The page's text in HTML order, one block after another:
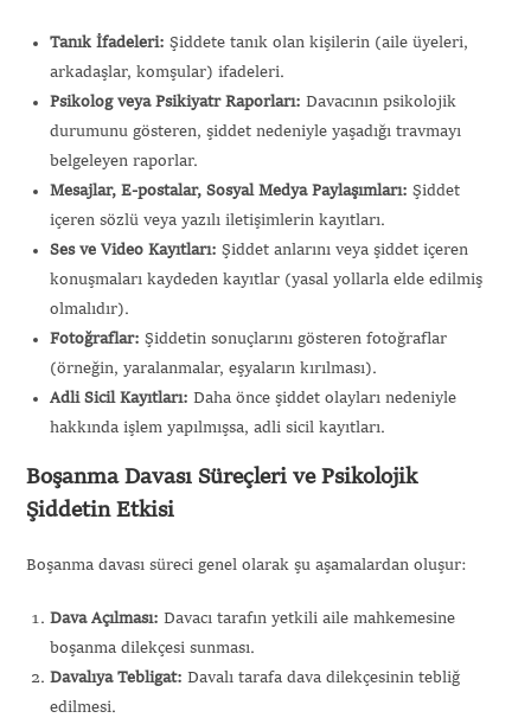
Tanık İfadeleri: Şiddete tanık olan kişilerin (aile üyeleri,
arkadaşlar, komşular) ifadeleri.
Psikolog veya Psikiyatr Raporları: Davacının psikolojik
durumunu gösteren, şiddet nedeniyle yaşadığı travmayı
belgeleyen raporlar.
Mesajlar, E-postalar, Sosyal Medya Paylaşımları: Şiddet
içeren sözlü veya yazılı iletişimlerin kayıtları.
Ses ve Video Kayıtları: Şiddet anlarını veya şiddet içeren
konuşmaları kaydeden kayıtlar (yasal yollarla elde edilmiş
olmalıdır).
Fotoğraflar: Şiddetin sonuçlarını gösteren fotoğraflar
(örneğin, yaralanmalar, eşyaların kırılması).
Adli Sicil Kayıtları: Daha önce şiddet olayları nedeniyle
hakkında işlem yapılmışsa, adli sicil kayıtları.
Boşanma Davası Süreçleri ve Psikolojik
Şiddetin Etkisi
Boşanma davası süreci genel olarak şu aşamalardan oluşur:
Dava Açılması: Davacı tarafın yetkili aile mahkemesine
boşanma dilekçesi sunması.
Davalıya Tebligat: Davalı tarafa dava dilekçesinin tebliğ
edilmesi.